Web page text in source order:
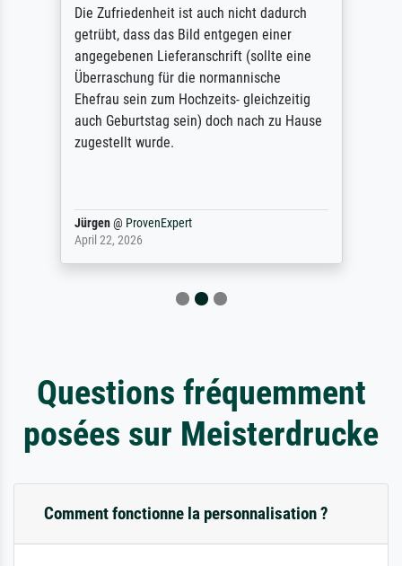
Die Zufriedenheit ist auch nicht dadurch
getrübt, dass das Bild entgegen einer
angegebenen Lieferanschrift (sollte eine
Überraschung für die normannische
Ehefrau sein zum Hochzeits- gleichzeitig
auch Geburtstag sein) doch nach zu Hause
zugestellt wurde.
Jürgen@ ProvenExpert
April 22, 2026
Questions fréquemment
posées sur Meisterdrucke
Comment fonctionne la personnalisation ?